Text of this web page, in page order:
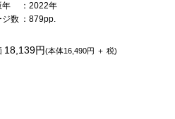
年
：2022年
ジ数 ：879pp.
18,139円(本体16,490円 ＋ 税)